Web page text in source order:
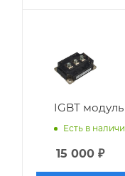
IGBT
Есть в
15 000 ₽